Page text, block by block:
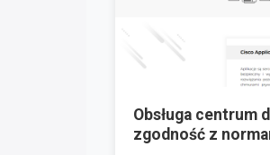
Obsługa centrum
zgodność z